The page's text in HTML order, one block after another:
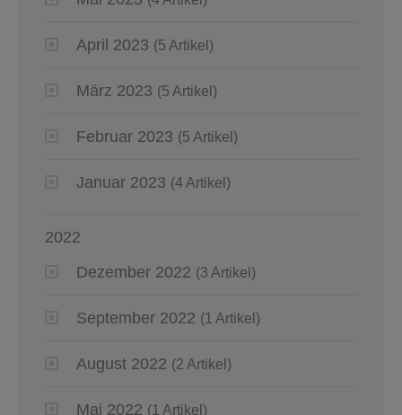
April 2023 (5 Artikel)
März 2023 (5 Artikel)
Februar 2023 (5 Artikel)
Januar 2023 (4 Artikel)
2022
Dezember 2022 (3 Artikel)
September 2022 (1 Artikel)
August 2022 (2 Artikel)
Mai 2022 (1 Artikel)